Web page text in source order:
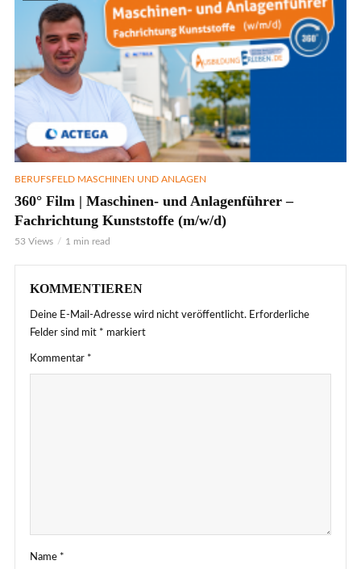
BERUFSFELD MASCHINEN UND ANLAGEN
360° Film | Maschinen- und Anlagenführer –
Fachrichtung Kunststoffe (m/w/d)
53 Views 1 min read
KOMMENTIEREN
Deine E-Mail-Adresse wird nicht veröffentlicht. Erforderliche
Felder sind mit * markiert
Kommentar *
Name *